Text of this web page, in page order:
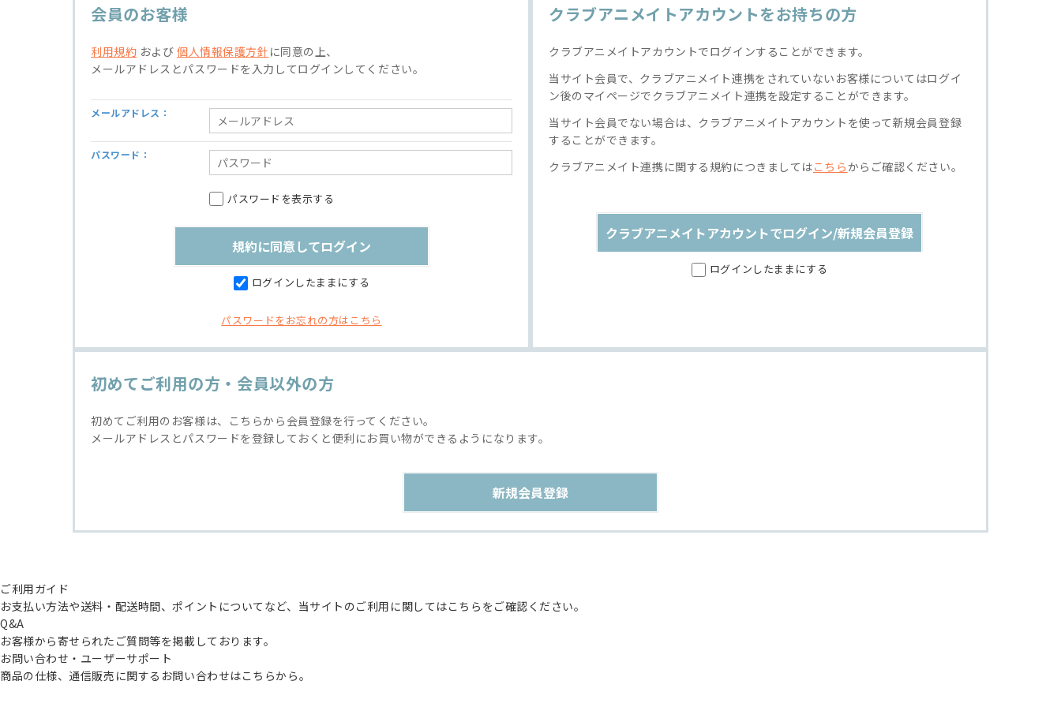
会員のお客様
利用規約 および個人情報保護方針 に同意の上、
メールアドレスとパスワードを入力してログインしてください。
メールアドレス：
パスワード：
パスワードを表示する
ログインしたままにする
パスワードをお忘れの方はこちら
クラブアニメイトアカウントをお持ちの方
クラブアニメイトアカウントでログインすることができます。
当サイト会員で、クラブアニメイト連携をされていないお客様についてはログイ
ン後のマイページでクラブアニメイト連携を設定することができます。
当サイト会員でない場合は、クラブアニメイトアカウントを使って新規会員登録
することができます。
クラブアニメイト連携に関する規約につきましてはこちらからご確認ください。
クラブアニメイトアカウントでログイン/新規会員登録
ログインしたままにする
初めてご利用の方・会員以外の方
初めてご利用のお客様は、こちらから会員登録を行ってください。
メールアドレスとパスワードを登録しておくと便利にお買い物ができるようになります。
ご利用ガイド
お支払い方法や送料・配送時間、ポイントについてなど、当サイトのご利用に関してはこちらをご確認ください。
Q&A
お客様から寄せられたご質問等を掲載しております。
お問い合わせ・ユーザーサポート
商品の仕様、通信販売に関するお問い合わせはこちらから。